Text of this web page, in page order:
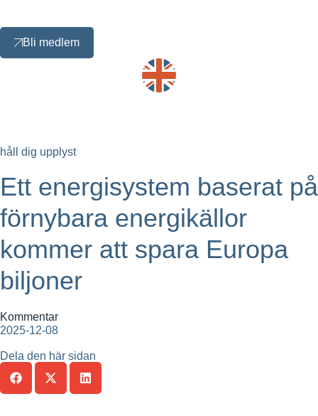
Bli medlem
håll dig upplyst
Ett energisystem baserat på
förnybara energikällor
kommer att spara Europa
biljoner
Kommentar
2025-12-08
Dela den här sidan